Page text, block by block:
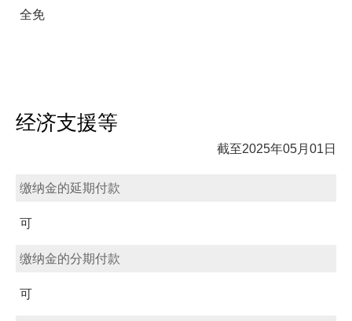
全免
经济支援等
截至2025年05月01日
缴纳金的延期付款
可
缴纳金的分期付款
可